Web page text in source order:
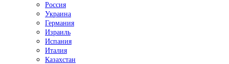
Россия
Украина
Германия
Израиль
Испания
Италия
Казахстан